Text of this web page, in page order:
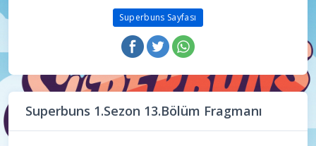
Superbuns Sayfası
Superbuns 1.Sezon 13.Bölüm Fragmanı